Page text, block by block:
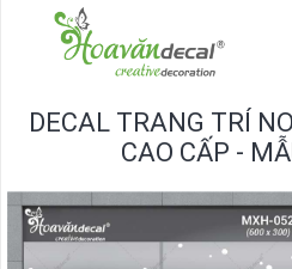
DECAL TRANG TRÍ
CAO CẤP -